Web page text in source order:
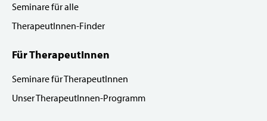
Seminare für alle
TherapeutInnen-Finder
Für TherapeutInnen
Seminare für TherapeutInnen
Unser TherapeutInnen-Programm